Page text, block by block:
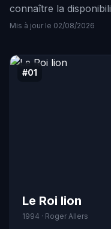
connaître la
Mis à jour le 02/08/2026
#01
Le Roi lion
1994 · Roger Allers